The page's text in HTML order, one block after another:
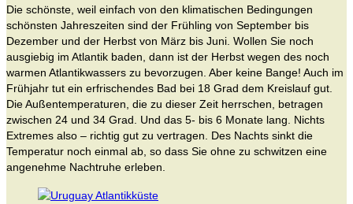
Die schönste, weil einfach von den klimatischen Bedingungen
schönsten Jahreszeiten sind der Frühling von September bis
Dezember und der Herbst von März bis Juni. Wollen Sie noch
ausgiebig im Atlantik baden, dann ist der Herbst wegen des noch
warmen Atlantikwassers zu bevorzugen. Aber keine Bange! Auch im
Frühjahr tut ein erfrischendes Bad bei 18 Grad dem Kreislauf gut.
Die Außentemperaturen, die zu dieser Zeit herrschen, betragen
zwischen 24 und 34 Grad. Und das 5- bis 6 Monate lang. Nichts
Extremes also – richtig gut zu vertragen. Des Nachts sinkt die
Temperatur noch einmal ab, so dass Sie ohne zu schwitzen eine
angenehme Nachtruhe erleben.